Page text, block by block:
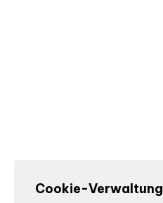
Cookie-Verwaltung